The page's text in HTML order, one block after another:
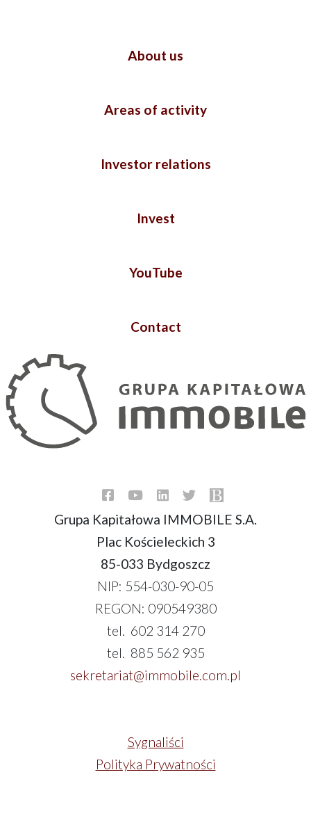
About us
Areas of activity
Investor relations
Invest
YouTube
Contact
Grupa Kapitałowa IMMOBILE S.A.
Plac Kościeleckich 3
85-033 Bydgoszcz
NIP: 554-030-90-05
REGON: 090549380
tel. 602 314 270
tel. 885 562 935
sekretariat@immobile.com.pl
Sygnaliści
Polityka Prywatności